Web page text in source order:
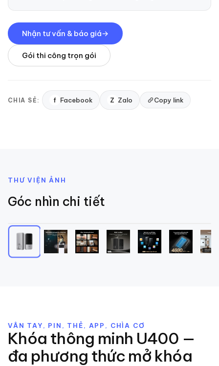
Nhận tư vấn & báo giá
Gói thi công trọn gói
CHIA SẺ: f Facebook Z Zalo Copy link
THƯ VIỆN ẢNH
Góc nhìn chi tiết
1
VÂN TAY, PIN, THẺ, APP, CHÌA CƠ
Khóa thông minh U400 —
đa phương thức mở khóa